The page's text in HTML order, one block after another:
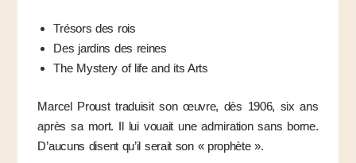
Trésors des rois
Des jardins des reines
The Mystery of life and its Arts
Marcel Proust traduisit son œuvre, dès 1906, six ans
après sa mort. Il lui vouait une admiration sans borne.
D’aucuns disent qu’il serait son « prophète ».